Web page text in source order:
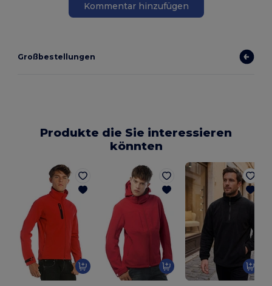
Kommentar hinzufügen
Großbestellungen
Produkte die Sie interessieren
könnten